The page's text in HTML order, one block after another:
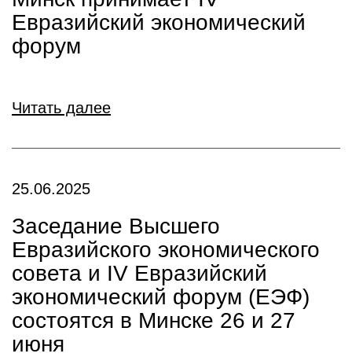
Евразийский экономический
форум
Читать далее
25.06.2025
Заседание Высшего
Евразийского экономического
совета и IV Евразийский
экономический форум (ЕЭФ)
состоятся в Минске 26 и 27
июня